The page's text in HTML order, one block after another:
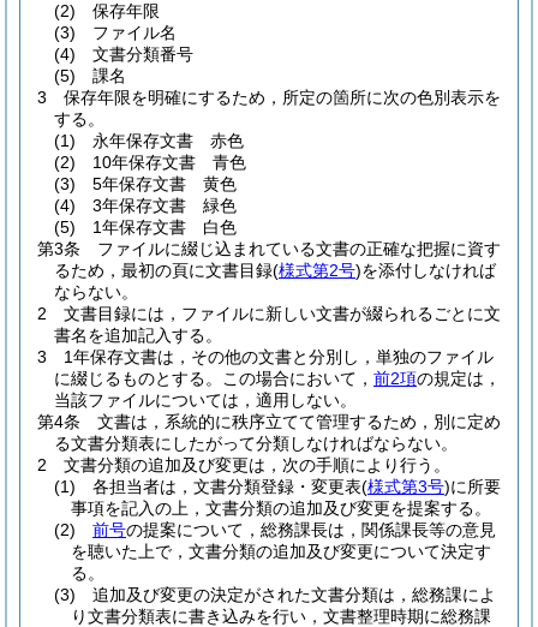
(2)
保存年限
(3)
ファイル名
(4)
文書分類番号
(5)
課名
3
保存年限を明確にするため，所定の箇所に次の色別表示を
する。
(1)
永年保存文書 赤色
(2)
10年保存文書 青色
(3)
5年保存文書 黄色
(4)
3年保存文書 緑色
(5)
1年保存文書 白色
第3条
ファイルに綴じ込まれている文書の正確な把握に資す
るため，最初の頁に文書目録(様式第2号)を添付しなければ
ならない。
2
文書目録には，ファイルに新しい文書が綴られるごとに文
書名を追加記入する。
3
1年保存文書は，その他の文書と分別し，単独のファイル
に綴じるものとする。
この場合において， 前2項の規定は，
当該ファイルについては，適用しない。
第4条
文書は，系統的に秩序立てて管理するため，別に定め
る文書分類表にしたがって分類しなければならない。
2
文書分類の追加及び変更は，次の手順により行う。
(1)
各担当者は，文書分類登録・変更表(様式第3号)に所要
事項を記入の上，文書分類の追加及び変更を提案する。
(2)
前号の提案について，総務課長は，関係課長等の意見
を聴いた上で，文書分類の追加及び変更について決定す
る。
(3)
追加及び変更の決定がされた文書分類は，総務課によ
り文書分類表に書き込みを行い，文書整理時期に総務課